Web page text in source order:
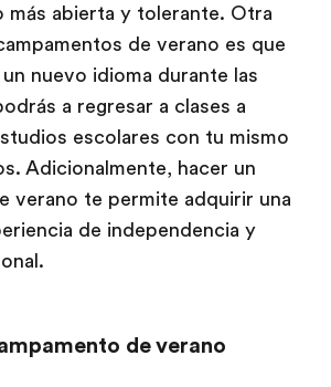
más abierta y tolerante. Otra
de verano es que
nuevo idioma durante las
a regresar a clases a
escolares con tu mismo
Adicionalmente, hacer un
verano te permite adquirir una
de independencia y
de verano